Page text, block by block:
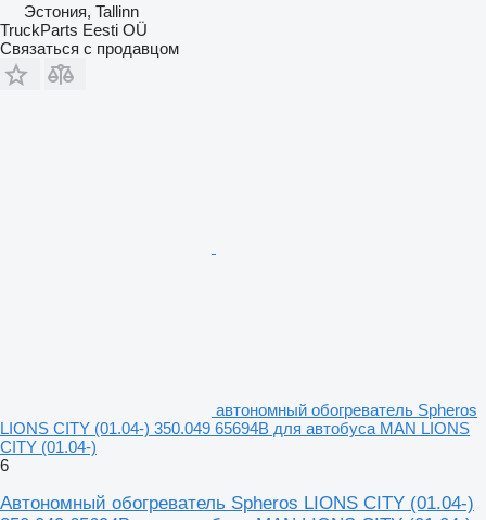
Эстония, Tallinn
TruckParts Eesti OÜ
Связаться с продавцом
автономный обогреватель Spheros
LIONS CITY (01.04-) 350.049 65694B для автобуса MAN LIONS
CITY (01.04-)
6
Автономный обогреватель Spheros LIONS CITY (01.04-)